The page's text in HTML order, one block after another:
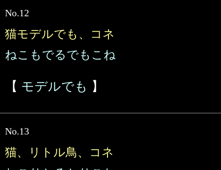
No.12
猫モデルでも、コネ
ねこもでるでもこね
【 モデルでも 】
No.13
猫、リトル鳥、コネ